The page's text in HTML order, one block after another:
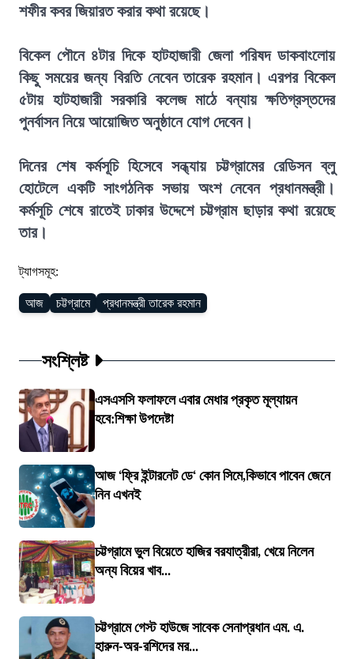
শফীর কবর জিয়ারত করার কথা রয়েছে।
বিকেল পৌনে ৪টার দিকে হাটহাজারী জেলা পরিষদ ডাকবাংলোয়
কিছু সময়ের জন্য বিরতি নেবেন তারেক রহমান। এরপর বিকেল
৫টায় হাটহাজারী সরকারি কলেজ মাঠে বন্যায় ক্ষতিগ্রস্তদের
পুনর্বাসন নিয়ে আয়োজিত অনুষ্ঠানে যোগ দেবেন।
দিনের শেষ কর্মসূচি হিসেবে সন্ধ্যায় চট্টগ্রামের রেডিসন ব্লু
হোটেলে একটি সাংগঠনিক সভায় অংশ নেবেন প্রধানমন্ত্রী।
কর্মসূচি শেষে রাতেই ঢাকার উদ্দেশে চট্টগ্রাম ছাড়ার কথা রয়েছে
তার।
ট্যাগসমূহ:
আজ চট্টগ্রামে প্রধানমন্ত্রী তারেক রহমান
সংশ্লিষ্ট
এসএসসি ফলাফলে এবার মেধার প্রকৃত মূল্যায়ন
হবে:শিক্ষা উপদেষ্টা
আজ ‘ফ্রি ইন্টারনেট ডে‘ কোন সিমে,কিভাবে পাবেন জেনে
নিন এখনই
চট্টগ্রামে ভুল বিয়েতে হাজির বরযাত্রীরা, খেয়ে নিলেন
অন্য বিয়ের খাব...
চট্টগ্রামে গেস্ট হাউজে সাবেক সেনাপ্রধান এম. এ.
হারুন-অর-রশিদের মর...